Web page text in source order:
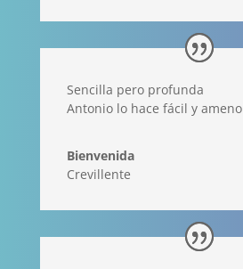
Sencilla pero profunda
Antonio lo hace fácil y ameno
Bienvenida
Crevillente